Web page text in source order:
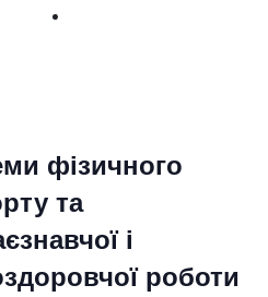
фізичного
та
і
роботи